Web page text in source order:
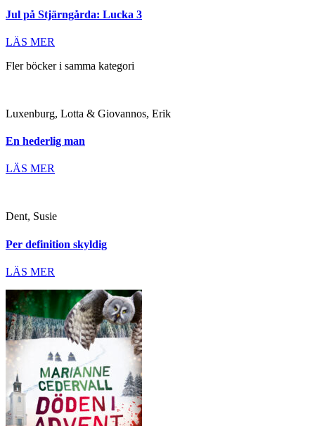
Jul på Stjärngårda: Lucka 3
LÄS MER
Fler böcker i samma kategori
Luxenburg, Lotta & Giovannos, Erik
En hederlig man
LÄS MER
Dent, Susie
Per definition skyldig
LÄS MER